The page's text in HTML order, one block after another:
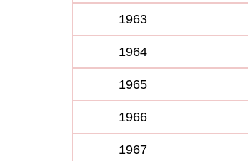
1963
1964
1965
1966
1967